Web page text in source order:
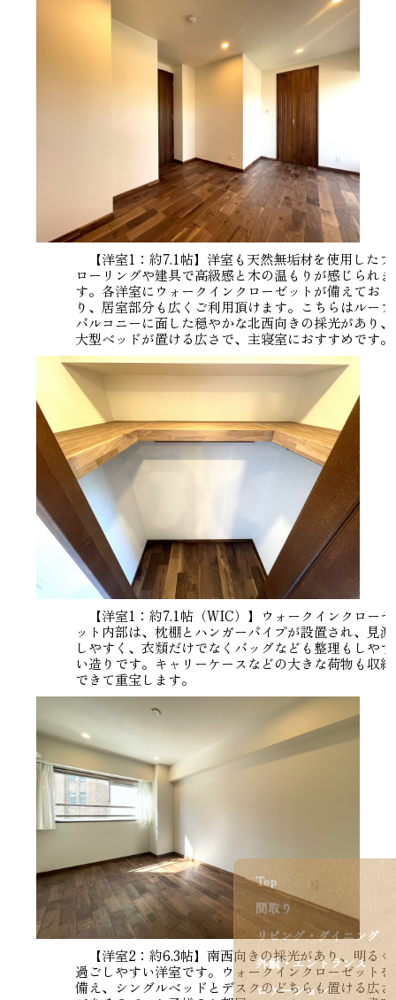
Top
間取り
リビング・ダイニング
外観・エントランス
ロケーション
【洋室1：約7.1帖】洋室も天然無垢材を使用したフ
ローリングや建具で高級感と木の温もりが感じられま
す。各洋室にウォークインクローゼットが備えてお
り、居室部分も広くご利用頂けます。こちらはルーフ
バルコニーに面した穏やかな北西向きの採光があり、
大型ベッドが置ける広さで、主寝室におすすめです。
【洋室1：約7.1帖（WIC）】ウォークインクローゼ
ット内部は、枕棚とハンガーパイプが設置され、見渡
しやすく、衣類だけでなくバッグなども整理もしやす
い造りです。キャリーケースなどの大きな荷物も収納
できて重宝します。
【洋室2：約6.3帖】南西向きの採光があり、明るく
過ごしやすい洋室です。ウォークインクローゼットを
備え、シングルベッドとデスクのどちらも置ける広さ